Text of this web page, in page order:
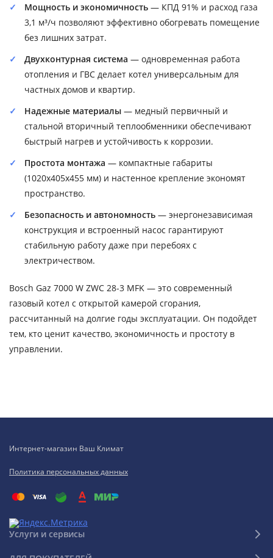
Мощность и экономичность — КПД 91% и расход газа
3,1 м³/ч позволяют эффективно обогревать помещение
без лишних затрат.
Двухконтурная система — одновременная работа
отопления и ГВС делает котел универсальным для
частных домов и квартир.
Надежные материалы — медный первичный и
стальной вторичный теплообменники обеспечивают
быстрый нагрев и устойчивость к коррозии.
Простота монтажа — компактные габариты
(1020x405x455 мм) и настенное крепление экономят
пространство.
Безопасность и автономность — энергонезависимая
конструкция и встроенный насос гарантируют
стабильную работу даже при перебоях с
электричеством.
Bosch Gaz 7000 W ZWC 28-3 MFK — это современный
газовый котел с открытой камерой сгорания,
рассчитанный на долгие годы эксплуатации. Он подойдет
тем, кто ценит качество, экономичность и простоту в
управлении.
Интернет-магазин Ваш Климат
Политика персональных данных
Услуги и сервисы